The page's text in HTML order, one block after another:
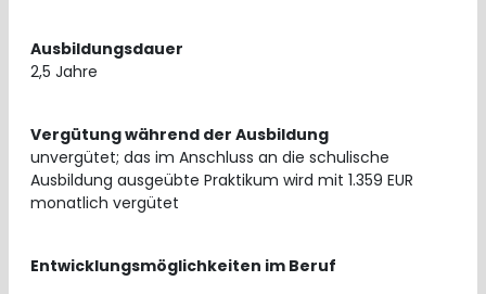
Ausbildungsdauer
2,5 Jahre
Vergütung während der Ausbildung
unvergütet; das im Anschluss an die schulische
Ausbildung ausgeübte Praktikum wird mit 1.359 EUR
monatlich vergütet
Entwicklungsmöglichkeiten im Beruf